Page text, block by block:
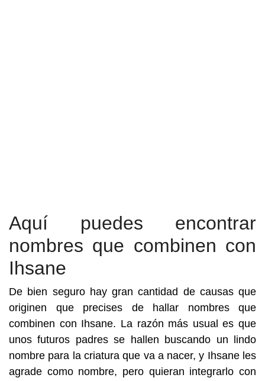
Aquí puedes encontrar
nombres que combinen con
Ihsane
De bien seguro hay gran cantidad de causas que
originen que precises de hallar nombres que
combinen con Ihsane. La razón más usual es que
unos futuros padres se hallen buscando un lindo
nombre para la criatura que va a nacer, y Ihsane les
agrade como nombre, pero quieran integrarlo con